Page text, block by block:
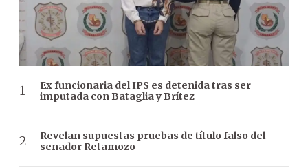
Ex funcionaria del IPS es detenida tras ser
imputada con Bataglia y Brítez
Revelan supuestas pruebas de título falso del
senador Retamozo